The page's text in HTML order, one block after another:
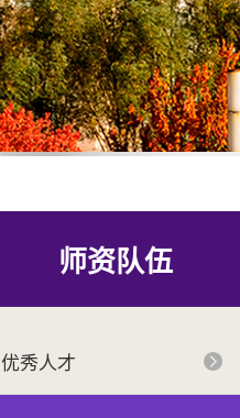
师资队伍
优秀人才